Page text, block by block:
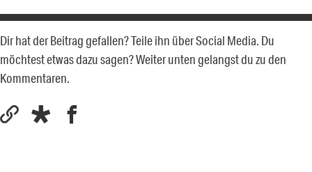
Dir hat der Beitrag gefallen? Teile ihn über Social Media. Du
möchtest etwas dazu sagen? Weiter unten gelangst du zu den
Kommentaren.